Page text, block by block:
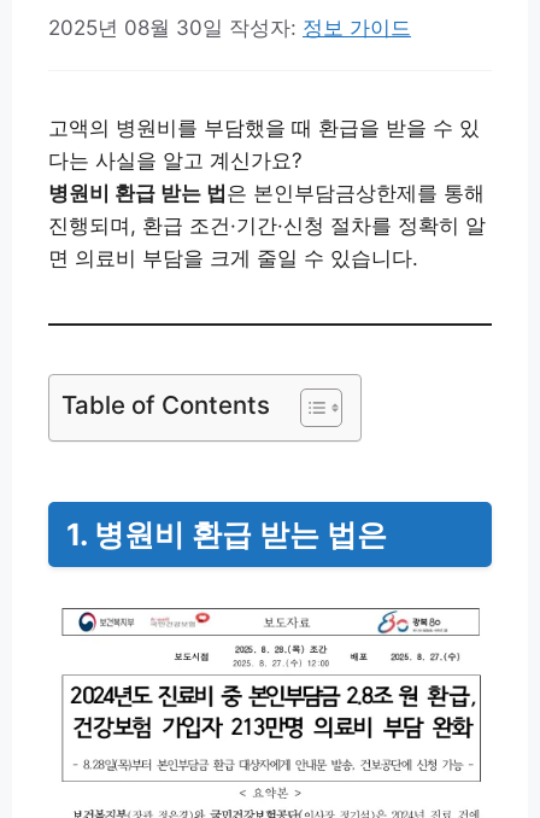
2025년 08월 30일 작성자: 정보 가이드
고액의 병원비를 부담했을 때 환급을 받을 수 있
다는 사실을 알고 계신가요?
병원비 환급 받는 법은 본인부담금상한제를 통해
진행되며, 환급 조건·기간·신청 절차를 정확히 알
면 의료비 부담을 크게 줄일 수 있습니다.
Table of Contents
1. 병원비 환급 받는 법은